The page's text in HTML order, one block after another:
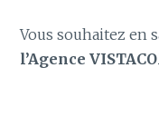
Vous souhaitez en
l’Agence